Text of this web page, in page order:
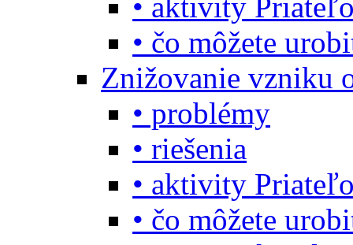
• čo môžete
Znižovanie vzniku
• problémy
• riešenia
• aktivity
• čo môžete